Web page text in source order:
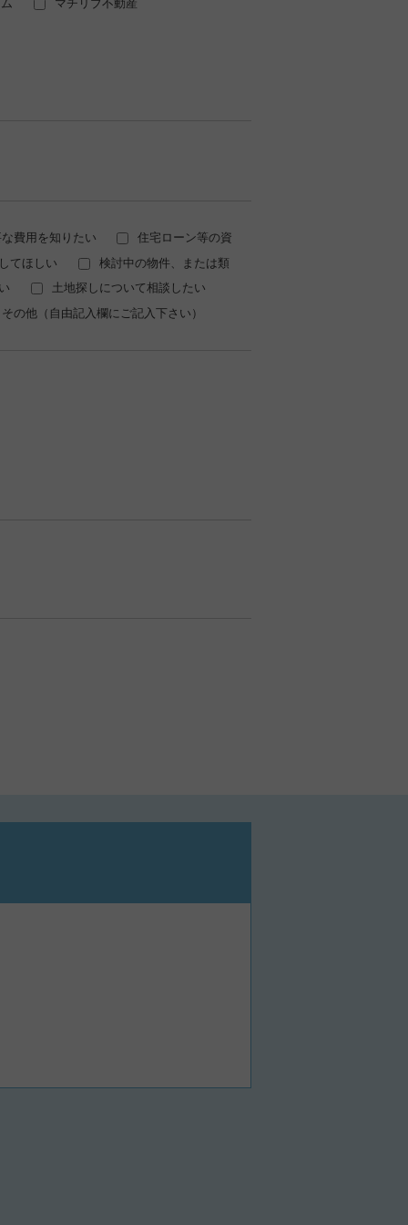
費用を知りたい
住宅ローン等の資
てほしい
検討中の物件、または類
土地探しについて相談したい
その他（自由記入欄にご記入下さい）